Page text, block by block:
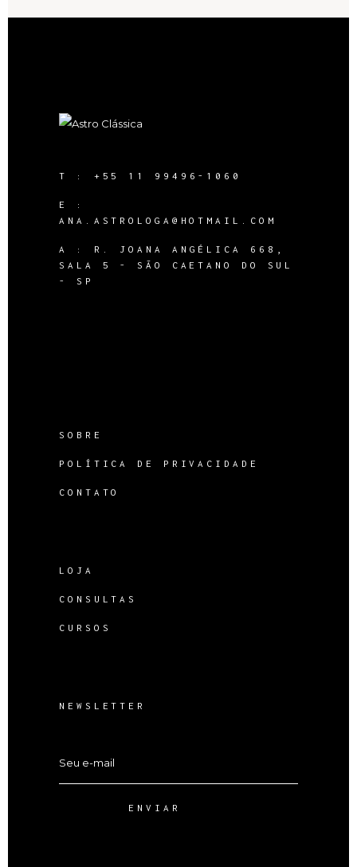
T : +55 11 99496-1060
E :
ANA.ASTROLOGA@HOTMAIL.COM
A :
R. JOANA ANGÉLICA 668,
SALA 5 - SÃO CAETANO DO SUL
- SP
SOBRE
POLÍTICA DE PRIVACIDADE
CONTATO
LOJA
CONSULTAS
CURSOS
NEWSLETTER
ENVIAR